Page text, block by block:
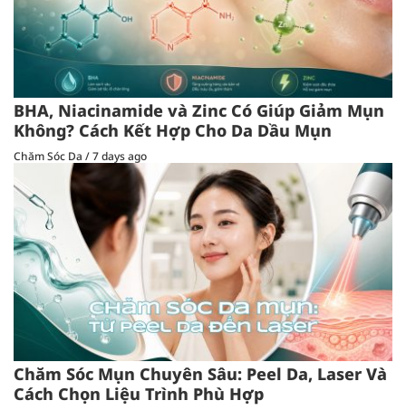
BHA, Niacinamide và Zinc Có Giúp Giảm Mụn
Không? Cách Kết Hợp Cho Da Dầu Mụn
Chăm Sóc Da /7 days ago
Chăm Sóc Mụn Chuyên Sâu: Peel Da, Laser Và
Cách Chọn Liệu Trình Phù Hợp